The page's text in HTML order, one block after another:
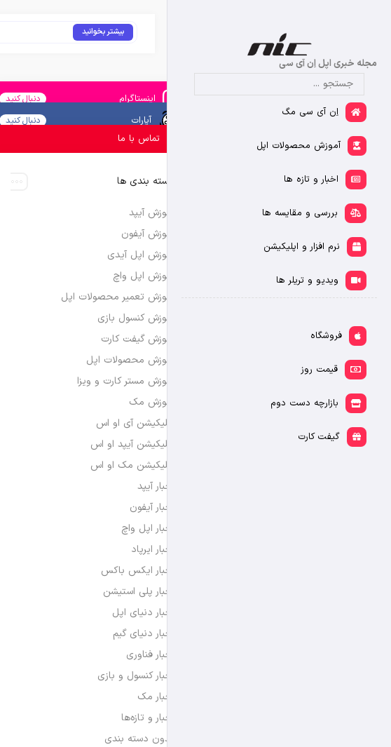
مجله خبری اپل اِن آی سی
اِن آی سی مگ
آموزش محصولات اپل
اخبار و تازه ها
بررسی و مقایسه ها
نرم افزار و اپلیکیشن
ویدیو و تریلر ها
فروشگاه
قیمت روز
بازارچه دست دوم
گیفت کارت
بیشتر بخوانید
اینستاگرام دنبال کنید
آپارات دنبال کنید
تماس با ما
دسته بندی ها
آموزش آیپد
آموزش آیفون
آموزش اپل آیدی
آموزش اپل واچ
آموزش تعمیر محصولات اپل
آموزش کنسول بازی
آموزش گیفت کارت
آموزش محصولات اپل
آموزش مستر کارت و ویزا
آموزش مک
اپلیکیشن آی او اس
اپلیکیشن آیپد او اس
اپلیکیشن مک او اس
اخبار آیپد
اخبار آیفون
اخبار اپل واچ
اخبار ایرپاد
اخبار ایکس باکس
اخبار پلی استیشن
اخبار دنیای اپل
اخبار دنیای گیم
اخبار فناوری
اخبار کنسول و بازی
اخبار مک
اخبار و تازه‌ها
بدون دسته بندی